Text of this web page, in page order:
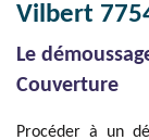
Vilbert
Le
Couverture
Procéder à un